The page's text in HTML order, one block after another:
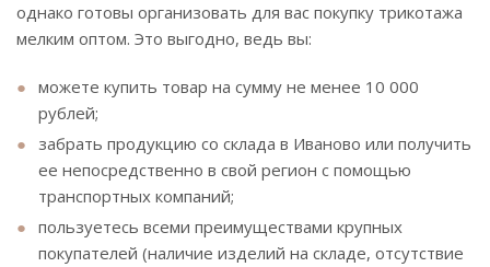
однако готовы организовать для вас покупку трикотажа
мелким оптом. Это выгодно, ведь вы:
можете купить товар на сумму не менее 10 000
рублей;
забрать продукцию со склада в Иваново или получить
ее непосредственно в свой регион с помощью
транспортных компаний;
пользуетесь всеми преимуществами крупных
покупателей (наличие изделий на складе, отсутствие